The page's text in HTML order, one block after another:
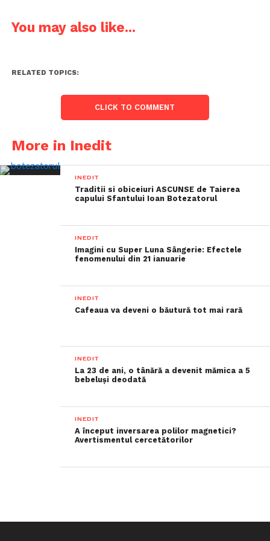
You may also like...
RELATED TOPICS:
CLICK TO COMMENT
More in Inedit
INEDIT
Traditii si obiceiuri ASCUNSE de Taierea
capului Sfantului Ioan Botezatorul
INEDIT
Imagini cu Super Luna Sângerie: Efectele
fenomenului din 21 ianuarie
INEDIT
Cafeaua va deveni o băutură tot mai rară
INEDIT
La 23 de ani, o tânără a devenit mămica a 5
bebeluși deodată
INEDIT
A început inversarea polilor magnetici?
Avertismentul cercetătorilor